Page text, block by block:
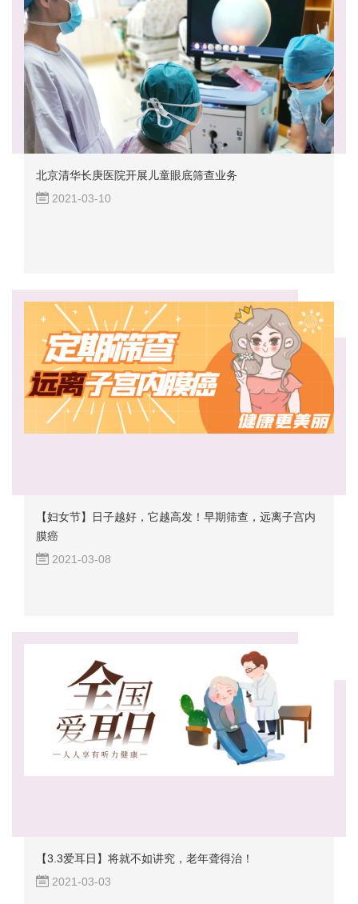
北京清华长庚医院开展儿童眼底筛查业务
2021-03-10
【妇女节】日子越好，它越高发！早期筛查，远离子宫内
膜癌
2021-03-08
【3.3爱耳日】将就不如讲究，老年聋得治！
2021-03-03